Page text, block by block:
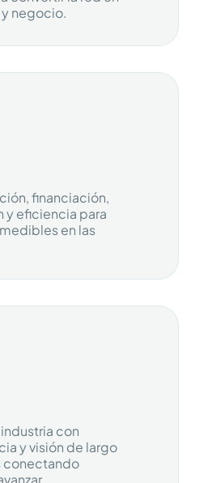
negocio.
financiación,
y eficiencia para
en las
con
y visión de largo
conectando